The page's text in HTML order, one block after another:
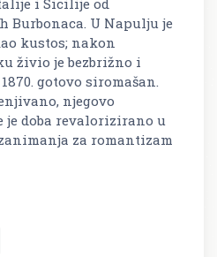
i Sicilije od
U Napulju je
kustos; nakon
živio je bezbrižno i
gotovo siromašan.
njegovo
je doba revalorizirano u
za romantizam